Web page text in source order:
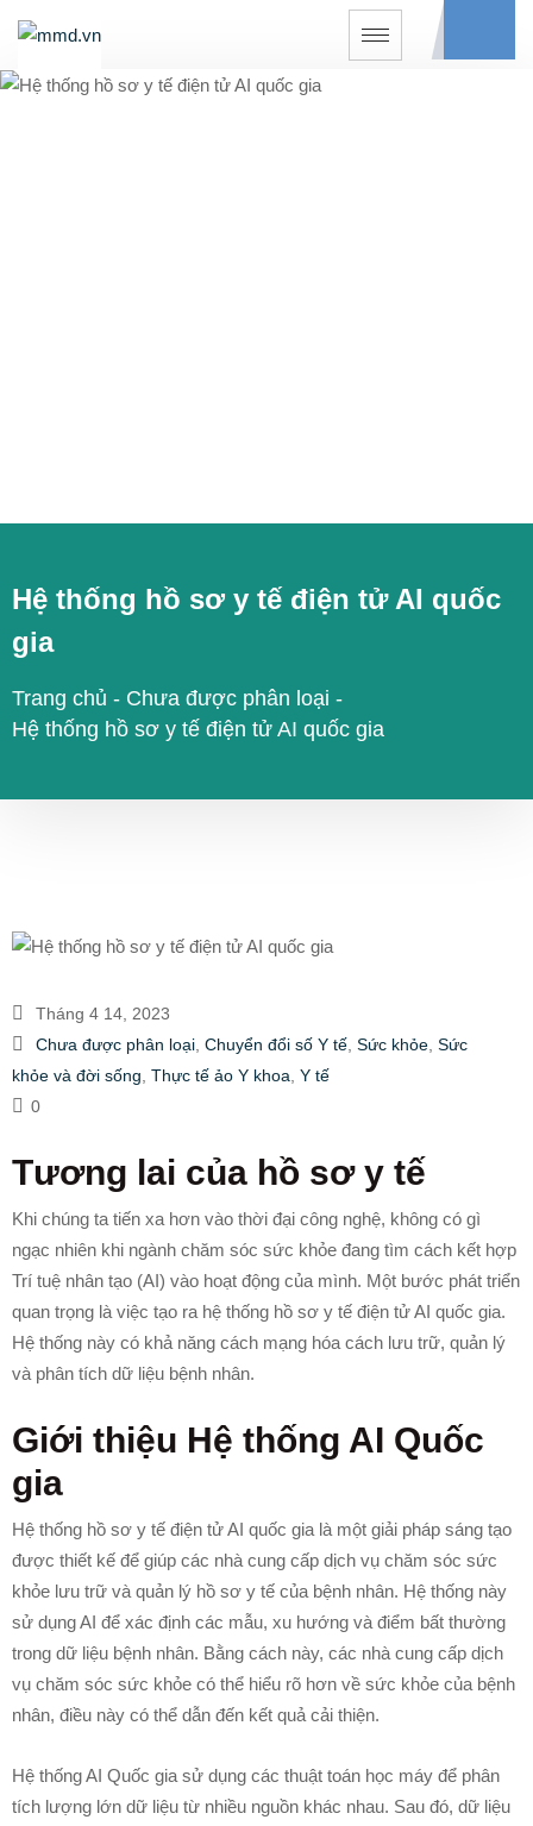
Hệ thống hồ sơ y tế điện tử AI quốc
gia
Trang chủ - Chưa được phân loại -
Hệ thống hồ sơ y tế điện tử AI quốc gia
Tháng 4 14, 2023
Chưa được phân loại Chuyển đổi số Y tế Sức khỏe Sức
khỏe và đời sống Thực tế ảo Y khoa Y tế
0
Tương lai của hồ sơ y tế
Khi chúng ta tiến xa hơn vào thời đại công nghệ, không có gì
ngạc nhiên khi ngành chăm sóc sức khỏe đang tìm cách kết hợp
Trí tuệ nhân tạo (AI) vào hoạt động của mình. Một bước phát triển
quan trọng là việc tạo ra hệ thống hồ sơ y tế điện tử AI quốc gia.
Hệ thống này có khả năng cách mạng hóa cách lưu trữ, quản lý
và phân tích dữ liệu bệnh nhân.
Giới thiệu Hệ thống AI Quốc
gia
Hệ thống hồ sơ y tế điện tử AI quốc gia là một giải pháp sáng tạo
được thiết kế để giúp các nhà cung cấp dịch vụ chăm sóc sức
khỏe lưu trữ và quản lý hồ sơ y tế của bệnh nhân. Hệ thống này
sử dụng AI để xác định các mẫu, xu hướng và điểm bất thường
trong dữ liệu bệnh nhân. Bằng cách này, các nhà cung cấp dịch
vụ chăm sóc sức khỏe có thể hiểu rõ hơn về sức khỏe của bệnh
nhân, điều này có thể dẫn đến kết quả cải thiện.
Hệ thống AI Quốc gia sử dụng các thuật toán học máy để phân
tích lượng lớn dữ liệu từ nhiều nguồn khác nhau. Sau đó, dữ liệu